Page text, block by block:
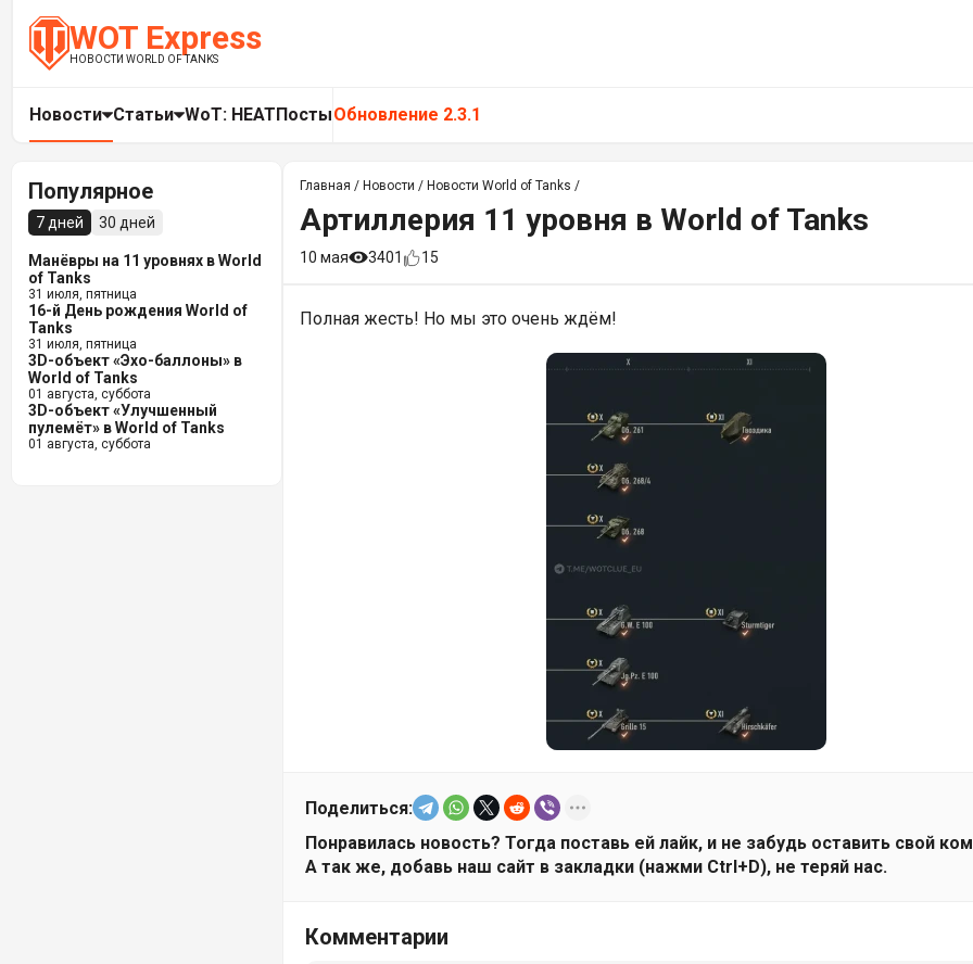
WOT Express
НОВОСТИ WORLD OF TANKS
Новости Статьи WoT: HEATПостыОбновление 2.3.1
Популярное
7 дней 30 дней
Манёвры на 11 уровнях в World
of Tanks
31 июля, пятница
16-й День рождения World of
Tanks
31 июля, пятница
3D-объект «Эхо-баллоны» в
World of Tanks
01 августа, суббота
3D-объект «Улучшенный
пулемёт» в World of Tanks
01 августа, суббота
Главная / Новости / Новости World of Tanks /
Артиллерия 11 уровня в World of Tanks
10 мая 3401 15
Полная жесть! Но мы это очень ждём!
Поделиться:
Понравилась новость? Тогда поставь ей лайк, и не забудь оставить свой
А так же, добавь наш сайт в закладки (нажми Ctrl+D), не теряй нас.
Комментарии